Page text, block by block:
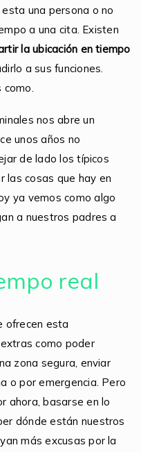
una persona o no
a una cita. Existen
la ubicación en tiempo
a sus funciones.
como.
nos abre un
unos años no
de lado los típicos
las cosas que hay en
ya vemos como algo
a nuestros padres a
real
ofrecen esta
como poder
zona segura, enviar
o por emergencia. Pero
ahora, basarse en lo
dónde están nuestros
más excusas por la